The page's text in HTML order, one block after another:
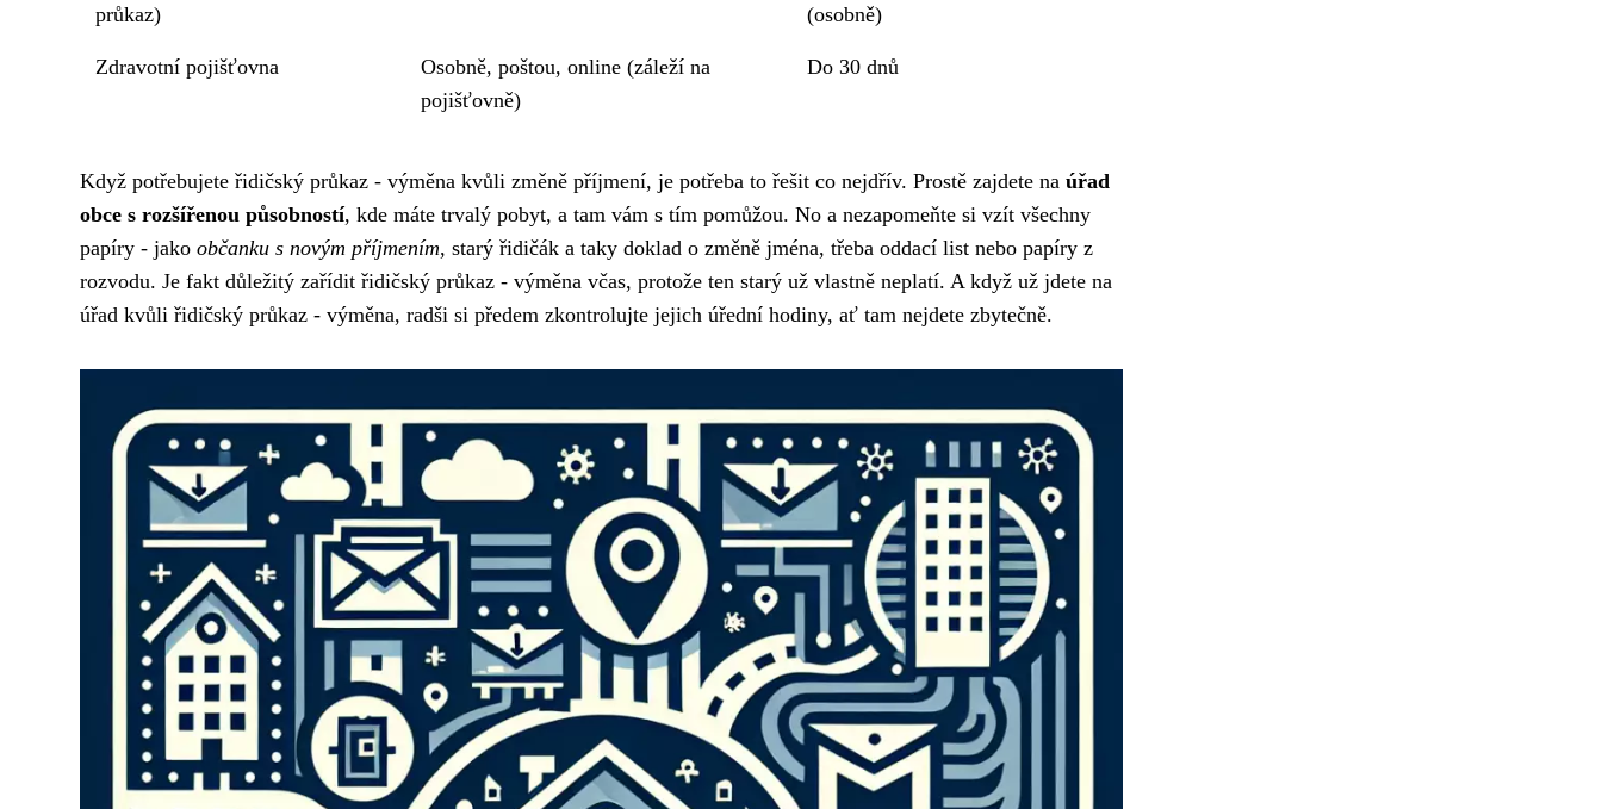
průkaz)
(osobně)
Zdravotní pojišťovna
Osobně, poštou, online (záleží na
pojišťovně)
Do 30 dnů
Když potřebujete řidičský průkaz - výměna kvůli změně příjmení, je potřeba to řešit co nejdřív. Prostě zajdete na úřad
obce s rozšířenou působností, kde máte trvalý pobyt, a tam vám s tím pomůžou. No a nezapomeňte si vzít všechny
papíry - jako občanku s novým příjmením, starý řidičák a taky doklad o změně jména, třeba oddací list nebo papíry z
rozvodu. Je fakt důležitý zařídit řidičský průkaz - výměna včas, protože ten starý už vlastně neplatí. A když už jdete na
úřad kvůli řidičský průkaz - výměna, radši si předem zkontrolujte jejich úřední hodiny, ať tam nejdete zbytečně.